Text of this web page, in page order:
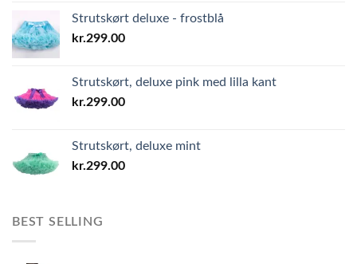
Strutskørt deluxe - frostblå
kr.299.00
Strutskørt, deluxe pink med lilla kant
kr.299.00
Strutskørt, deluxe mint
kr.299.00
BEST SELLING